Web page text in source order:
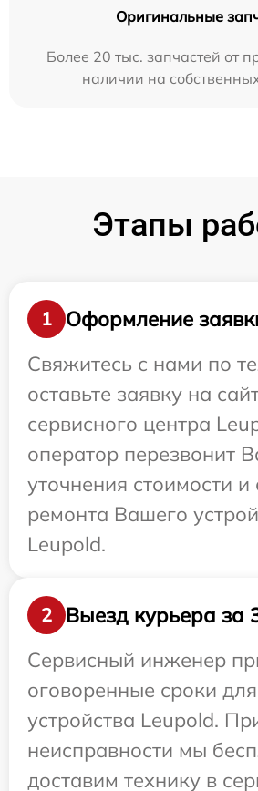
Оригинальные
Более 20 тыс. запчастей от
наличии на
Этапы
1
Оформление
Свяжитесь с нами по
оставьте заявку на
сервисного центра
оператор перезвонит
уточнения стоимости и
ремонта Вашего
Leupold.
2
Выезд курьера за
Сервисный инженер
оговоренные сроки
устройства Leupold.
неисправности мы
доставим технику в